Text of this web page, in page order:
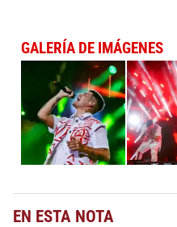
GALERÍA DE IMÁGENES
EN ESTA NOTA